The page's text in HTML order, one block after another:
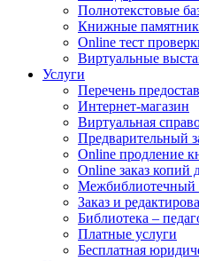
Полнотекстовые
Книжные
Online тест
Виртуальные
Услуги
Перечень
Интернет-магазин
Виртуальная
Предварительный
Online продление
Online заказ копий
Межбиблиотечный
Заказ и
Библиотека –
Платные услуги
Бесплатная